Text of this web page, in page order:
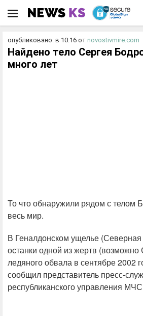
опубликовано: в 10:16 от novostivmire.com
Найдено телo Сеpгея
много лет
То что обнаружили рядом с телом
весь мир.
В Геналдонском ущелье
останки одной из жертв
ледяного обвала в сентябре 2002
сообщил представитель пресс-
республиканского управления